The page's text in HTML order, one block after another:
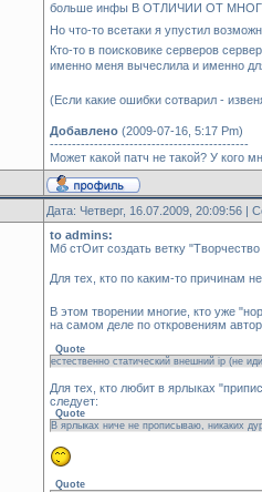
больше инфы В ОТЛИЧИИ ОТ
Но что-то всетаки я упустил
Кто-то в поисковике серверов
именно меня вычеслила и именно
(Если какие ошибки сотварил -
Добавлено (2009-07-16, 5:17 Pm)
---------------------------------------------
Может какой патч не такой? У кого
Дата: Четверг, 16.07.2009, 20:09:56 |
to admins:
Мб стОит создать ветку
Для тех, кто по каким-то причинам
В этом творении многие, кто уже
на самом деле по откровениям
Quote
естественно статический внешний ip (не
Для тех, кто любит в ярлыках
следует:
Quote
В ярлыках ниче не прописываю, никаких
Quote